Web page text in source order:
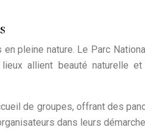
pleine nature. Le Parc
allient beauté naturelle
de groupes, offrant des
dans leurs